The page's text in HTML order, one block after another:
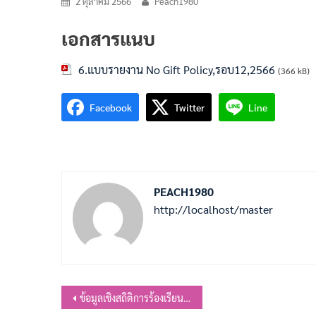
เอกสารแนบ
6.แบบรายงาน No Gift Policy,รอบ12,2566 (366 kB)
Facebook Twitter Line
PEACH1980
http://localhost/master
แนะแนว
ข้อมูลเชิงสถิติการร้องเรียนการทุจริตและประพฤติมิชอบ ประจำปีงบประมาณ พ.ศ. 2566 รอบ 12 เดือน